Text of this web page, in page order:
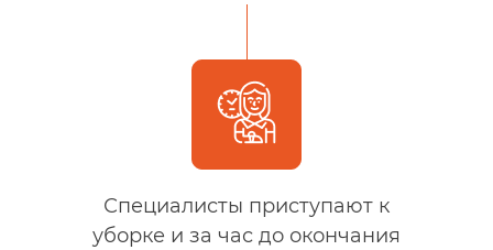
Специалисты приступают к
уборке и за час до окончания